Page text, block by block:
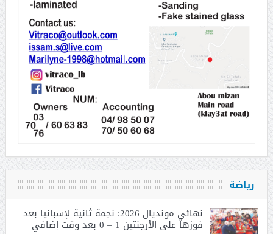
رياضة
نهائي مونديال 2026: نجمة ثانية لإسبانيا بعد
فوزها على الأرجنتين 1 – 0 بعد وقت إضافي